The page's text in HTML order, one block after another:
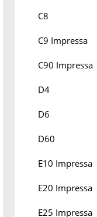
C8
C9 Impressa
C90 Impressa
D4
D6
D60
E10 Impressa
E20 Impressa
E25 Impressa